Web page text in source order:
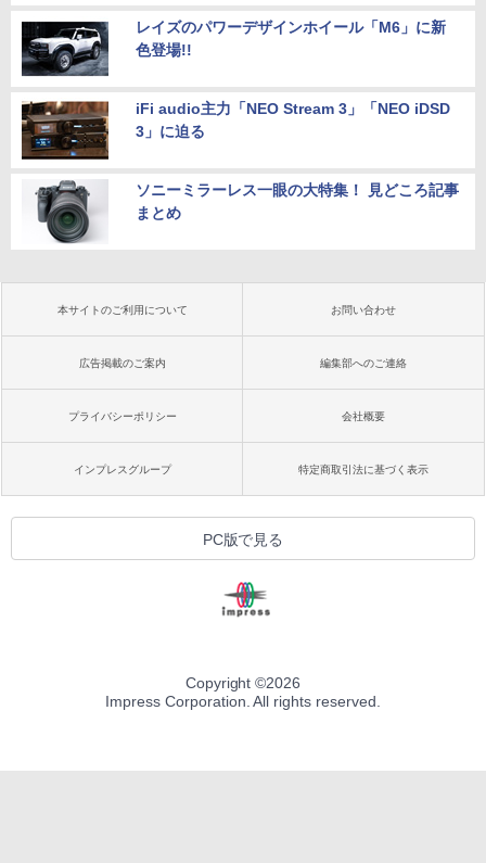
レイズのパワーデザインホイール「M6」に新
色登場!!
iFi audio主力「NEO Stream 3」「NEO iDSD
3」に迫る
ソニーミラーレス一眼の大特集！ 見どころ記事
まとめ
本サイトのご利用について お問い合わせ
広告掲載のご案内 編集部へのご連絡
プライバシーポリシー 会社概要
インプレスグループ 特定商取引法に基づく表示
PC版で見る
Copyright ©2026
Impress Corporation. All rights reserved.